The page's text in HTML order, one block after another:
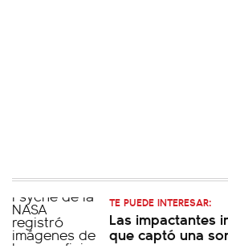
TE PUEDE INTERESAR:
Las impactantes
que captó una